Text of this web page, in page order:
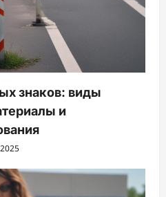
знаков: виды
и